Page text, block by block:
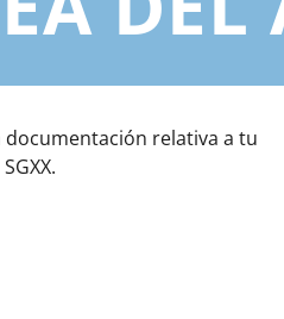
relativa a tu